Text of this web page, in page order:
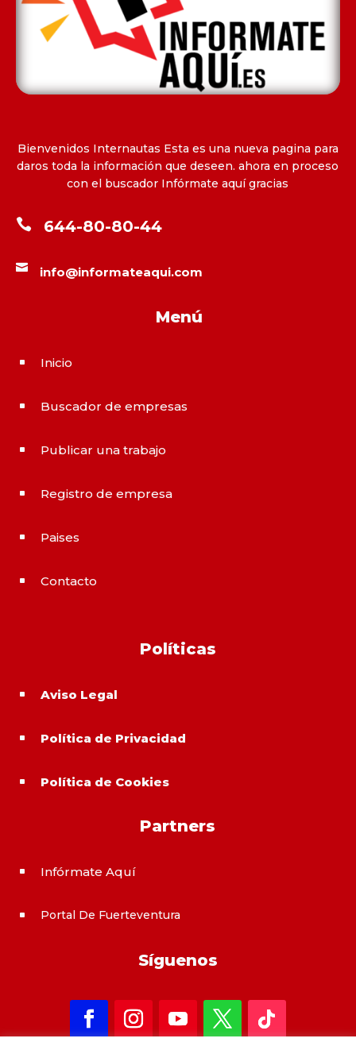
Bienvenidos Internautas Esta es una nueva pagina para
daros toda la información que deseen. ahora en proceso
con el buscador Infórmate aquí gracias
 644-80-80-44
 info@informateaqui.com
Menú
^ Inicio
^ Buscador de empresas
^ Publicar una trabajo
^ Registro de empresa
^ Paises
^ Contacto
Políticas
^ Aviso Legal
^ Política de Privacidad
^ Política de Cookies
Partners
^ Infórmate Aquí
^ Portal De Fuerteventura
Síguenos